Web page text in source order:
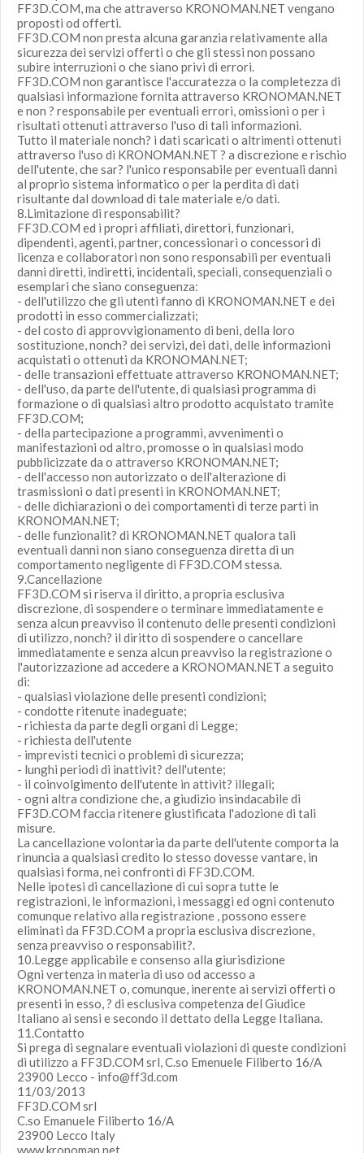
FF3D.COM, ma che attraverso KRONOMAN.NET vengano
proposti od offerti.
FF3D.COM non presta alcuna garanzia relativamente alla
sicurezza dei servizi offerti o che gli stessi non possano
subire interruzioni o che siano privi di errori.
FF3D.COM non garantisce l'accuratezza o la completezza di
qualsiasi informazione fornita attraverso KRONOMAN.NET
e non ? responsabile per eventuali errori, omissioni o per i
risultati ottenuti attraverso l'uso di tali informazioni.
Tutto il materiale nonch? i dati scaricati o altrimenti ottenuti
attraverso l'uso di KRONOMAN.NET ? a discrezione e rischio
dell'utente, che sar? l'unico responsabile per eventuali danni
al proprio sistema informatico o per la perdita di dati
risultante dal download di tale materiale e/o dati.
8.Limitazione di responsabilit?
FF3D.COM ed i propri affiliati, direttori, funzionari,
dipendenti, agenti, partner, concessionari o concessori di
licenza e collaboratori non sono responsabili per eventuali
danni diretti, indiretti, incidentali, speciali, consequenziali o
esemplari che siano conseguenza:
- dell'utilizzo che gli utenti fanno di KRONOMAN.NET e dei
prodotti in esso commercializzati;
- del costo di approvvigionamento di beni, della loro
sostituzione, nonch? dei servizi, dei dati, delle informazioni
acquistati o ottenuti da KRONOMAN.NET;
- delle transazioni effettuate attraverso KRONOMAN.NET;
- dell'uso, da parte dell'utente, di qualsiasi programma di
formazione o di qualsiasi altro prodotto acquistato tramite
FF3D.COM;
- della partecipazione a programmi, avvenimenti o
manifestazioni od altro, promosse o in qualsiasi modo
pubblicizzate da o attraverso KRONOMAN.NET;
- dell'accesso non autorizzato o dell'alterazione di
trasmissioni o dati presenti in KRONOMAN.NET;
- delle dichiarazioni o dei comportamenti di terze parti in
KRONOMAN.NET;
- delle funzionalit? di KRONOMAN.NET qualora tali
eventuali danni non siano conseguenza diretta di un
comportamento negligente di FF3D.COM stessa.
9.Cancellazione
FF3D.COM si riserva il diritto, a propria esclusiva
discrezione, di sospendere o terminare immediatamente e
senza alcun preavviso il contenuto delle presenti condizioni
di utilizzo, nonch? il diritto di sospendere o cancellare
immediatamente e senza alcun preavviso la registrazione o
l'autorizzazione ad accedere a KRONOMAN.NET a seguito
di:
- qualsiasi violazione delle presenti condizioni;
- condotte ritenute inadeguate;
- richiesta da parte degli organi di Legge;
- richiesta dell'utente
- imprevisti tecnici o problemi di sicurezza;
- lunghi periodi di inattivit? dell'utente;
- il coinvolgimento dell'utente in attivit? illegali;
- ogni altra condizione che, a giudizio insindacabile di
FF3D.COM faccia ritenere giustificata l'adozione di tali
misure.
La cancellazione volontaria da parte dell'utente comporta la
rinuncia a qualsiasi credito lo stesso dovesse vantare, in
qualsiasi forma, nei confronti di FF3D.COM.
Nelle ipotesi di cancellazione di cui sopra tutte le
registrazioni, le informazioni, i messaggi ed ogni contenuto
comunque relativo alla registrazione , possono essere
eliminati da FF3D.COM a propria esclusiva discrezione,
senza preavviso o responsabilit?.
10.Legge applicabile e consenso alla giurisdizione
Ogni vertenza in materia di uso od accesso a
KRONOMAN.NET o, comunque, inerente ai servizi offerti o
presenti in esso, ? di esclusiva competenza del Giudice
Italiano ai sensi e secondo il dettato della Legge Italiana.
11.Contatto
Si prega di segnalare eventuali violazioni di queste condizioni
di utilizzo a FF3D.COM srl, C.so Emenuele Filiberto 16/A
23900 Lecco - info@ff3d.com
11/03/2013
FF3D.COM srl
C.so Emanuele Filiberto 16/A
23900 Lecco Italy
www.kronoman.net